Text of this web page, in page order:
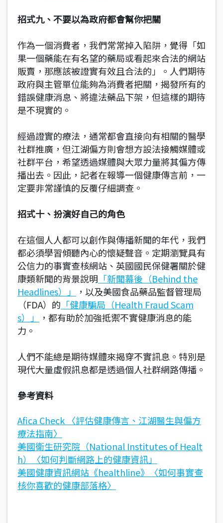
招式九、不要以為政府都會幫你把關
作為一個消費者，我們常常掉入陷阱，覺得「如
果一個藥能在有名望的藥局或看起來合法的網站
販賣，那應該被證實有效且合法的」。人們期待
政府與主管單位能夠為消費者把關，揭發所有的
錯誤健康消息、將違法藥品下架，但這樣的期待
是不現實的。
經過證實的療法，通常都會直接向有相關的醫學
社群推廣，但江湖偏方則會想方設法接觸媒體或
社群平台，希望透過媒體與大眾力量將其偏方傳
播出去。因此，記者在報導一個健康傳言前，一
定要非常謹慎的反覆仔細調查。
招式十、扮演好自己的角色
在這個人人都可以創作與傳播新聞的年代，我們
都必須學習傾聽內心的懷疑聲音。定期瀏覽具有
公信力的事實查核網站、英國國民保健署關於健
康類新聞的背景說明 「新聞幕後（Behind the
Headlines）」
，以及美國食品藥品監督管理局
（FDA）的 「健康騙局（Health Fraud Scam
s）」
，都有助於加強抵禦不實健康消息的能
力。
人們不能總是期待媒體來揭穿不實訊息。特別是
現代大量虛假訊息都是透過個人社群網路傳播。
參考資料
Afica Check 〈評估健康傳言、江湖醫生與偏方
療法指南〉
美國衛生研究院（National Institutes of Healt
h）〈如何判斷網路上的健康資訊」
美國健康資訊網站《healthline》〈如何事實查
核你喜歡的健康部落格〉